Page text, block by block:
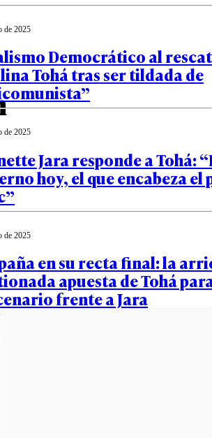
de 2025
Democrático al
Tohá tras ser tildada de
de 2025
Jara responde a Tohá:
hoy, el que encabeza el
de 2025
en su recta final: la
apuesta de Tohá
frente a Jara